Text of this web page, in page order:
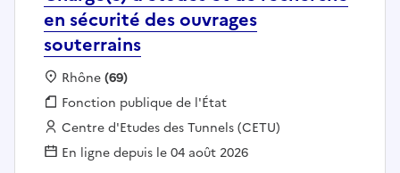
en sécurité des ouvrages
souterrains
Localisation :
Rhône(69)
Fonction publique :
Fonction publique de l'État
Employeur :
Centre d'Etudes des Tunnels (CETU)
En ligne depuis le 04 août 2026